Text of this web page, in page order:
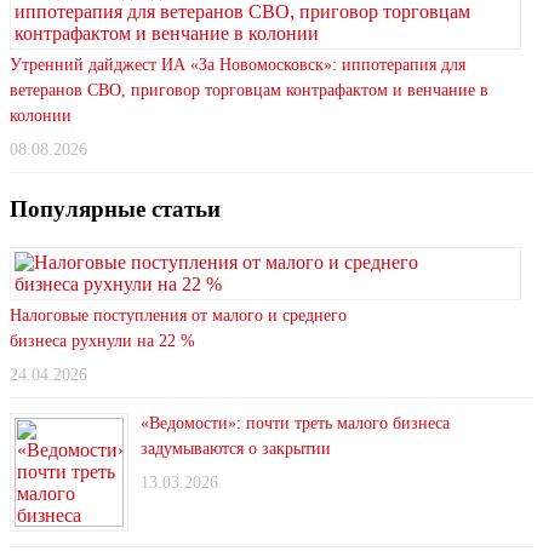
Утренний дайджест ИА «За Новомосковск»: иппотерапия для
ветеранов СВО, приговор торговцам контрафактом и венчание в
колонии
08.08.2026
Популярные статьи
Налоговые поступления от малого и среднего
бизнеса рухнули на 22 %
24.04.2026
«Ведомости»: почти треть малого бизнеса
задумываются о закрытии
13.03.2026